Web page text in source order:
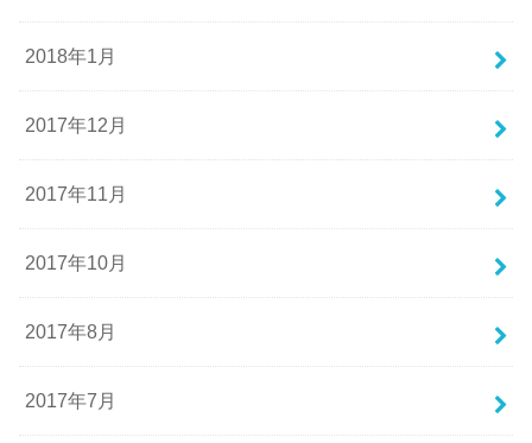
2018年1月
2017年12月
2017年11月
2017年10月
2017年8月
2017年7月